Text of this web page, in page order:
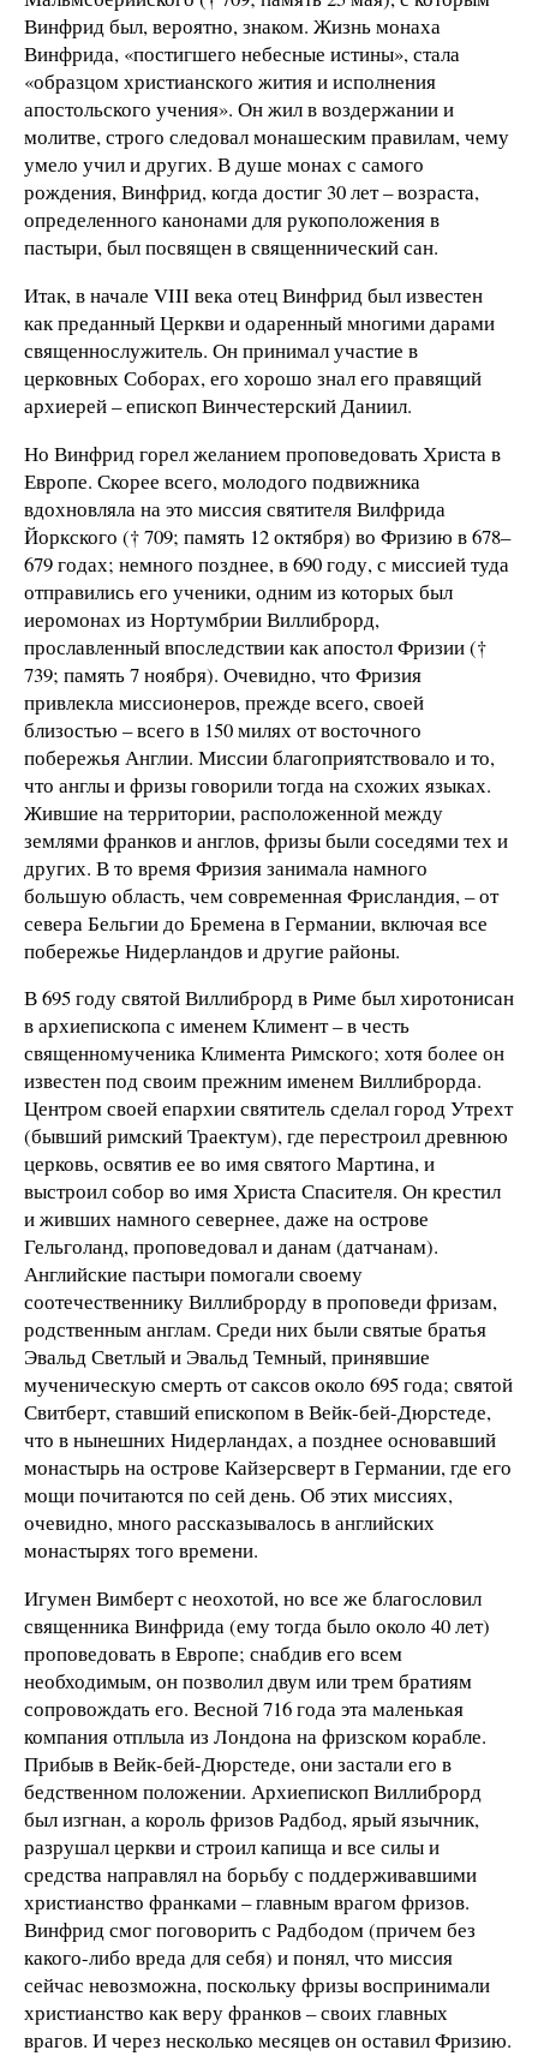
Винфрид был, вероятно, знаком. Жизнь монаха
Винфрида, «постигшего небесные истины», стала
«образцом христианского жития и исполнения
апостольского учения». Он жил в воздержании и
молитве, строго следовал монашеским правилам, чему
умело учил и других. В душе монах с самого
рождения, Винфрид, когда достиг 30 лет – возраста,
определенного канонами для рукоположения в
пастыри, был посвящен в священнический сан.
Итак, в начале VIII века отец Винфрид был известен
как преданный Церкви и одаренный многими дарами
священнослужитель. Он принимал участие в
церковных Соборах, его хорошо знал его правящий
архиерей – епископ Винчестерский Даниил.
Но Винфрид горел желанием проповедовать Христа в
Европе. Скорее всего, молодого подвижника
вдохновляла на это миссия святителя Вилфрида
Йоркского († 709; память 12 октября) во Фризию в 678–
679 годах; немного позднее, в 690 году, с миссией туда
отправились его ученики, одним из которых был
иеромонах из Нортумбрии Виллиброрд,
прославленный впоследствии как апостол Фризии (†
739; память 7 ноября). Очевидно, что Фризия
привлекла миссионеров, прежде всего, своей
близостью – всего в 150 милях от восточного
побережья Англии. Миссии благоприятствовало и то,
что англы и фризы говорили тогда на схожих языках.
Жившие на территории, расположенной между
землями франков и англов, фризы были соседями тех и
других. В то время Фризия занимала намного
большую область, чем современная Фрисландия, – от
севера Бельгии до Бремена в Германии, включая все
побережье Нидерландов и другие районы.
В 695 году святой Виллиброрд в Риме был хиротонисан
в архиепископа с именем Климент – в честь
священномученика Климента Римского; хотя более он
известен под своим прежним именем Виллиброрда.
Центром своей епархии святитель сделал город Утрехт
(бывший римский Траектум), где перестроил древнюю
церковь, освятив ее во имя святого Мартина, и
выстроил собор во имя Христа Спасителя. Он крестил
и живших намного севернее, даже на острове
Гельголанд, проповедовал и данам (датчанам).
Английские пастыри помогали своему
соотечественнику Виллиброрду в проповеди фризам,
родственным англам. Среди них были святые братья
Эвальд Светлый и Эвальд Темный, принявшие
мученическую смерть от саксов около 695 года; святой
Свитберт, ставший епископом в Вейк-бей-Дюрстеде,
что в нынешних Нидерландах, а позднее основавший
монастырь на острове Кайзерсверт в Германии, где его
мощи почитаются по сей день. Об этих миссиях,
очевидно, много рассказывалось в английских
монастырях того времени.
Игумен Вимберт с неохотой, но все же благословил
священника Винфрида (ему тогда было около 40 лет)
проповедовать в Европе; снабдив его всем
необходимым, он позволил двум или трем братиям
сопровождать его. Весной 716 года эта маленькая
компания отплыла из Лондона на фризском корабле.
Прибыв в Вейк-бей-Дюрстеде, они застали его в
бедственном положении. Архиепископ Виллиброрд
был изгнан, а король фризов Радбод, ярый язычник,
разрушал церкви и строил капища и все силы и
средства направлял на борьбу с поддерживавшими
христианство франками – главным врагом фризов.
Винфрид смог поговорить с Радбодом (причем без
какого-либо вреда для себя) и понял, что миссия
сейчас невозможна, поскольку фризы воспринимали
христианство как веру франков – своих главных
врагов. И через несколько месяцев он оставил Фризию.